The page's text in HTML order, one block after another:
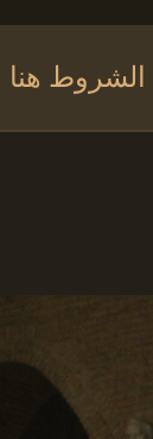
الشروط هنا